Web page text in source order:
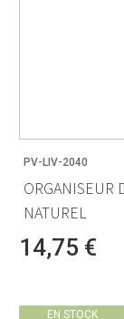
PV-LIV-2040
ORGANISEUR
NATUREL
14,75 €
EN STOCK